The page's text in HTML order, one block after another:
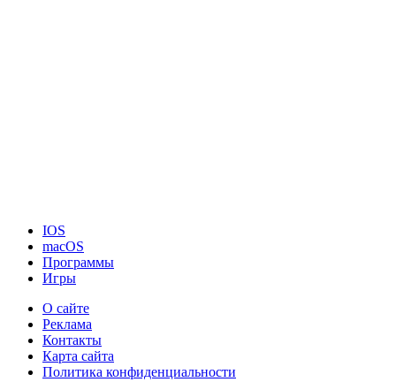
IOS
macOS
Программы
Игры
О сайте
Реклама
Контакты
Карта сайта
Политика конфиденциальности